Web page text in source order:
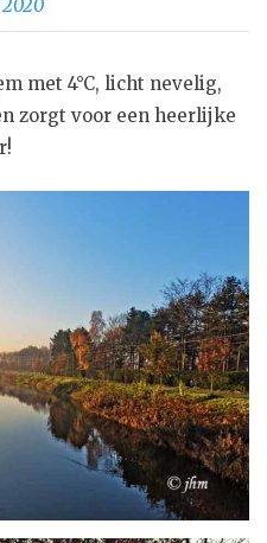
met 4°C, licht nevelig,
zorgt voor een heerlijke